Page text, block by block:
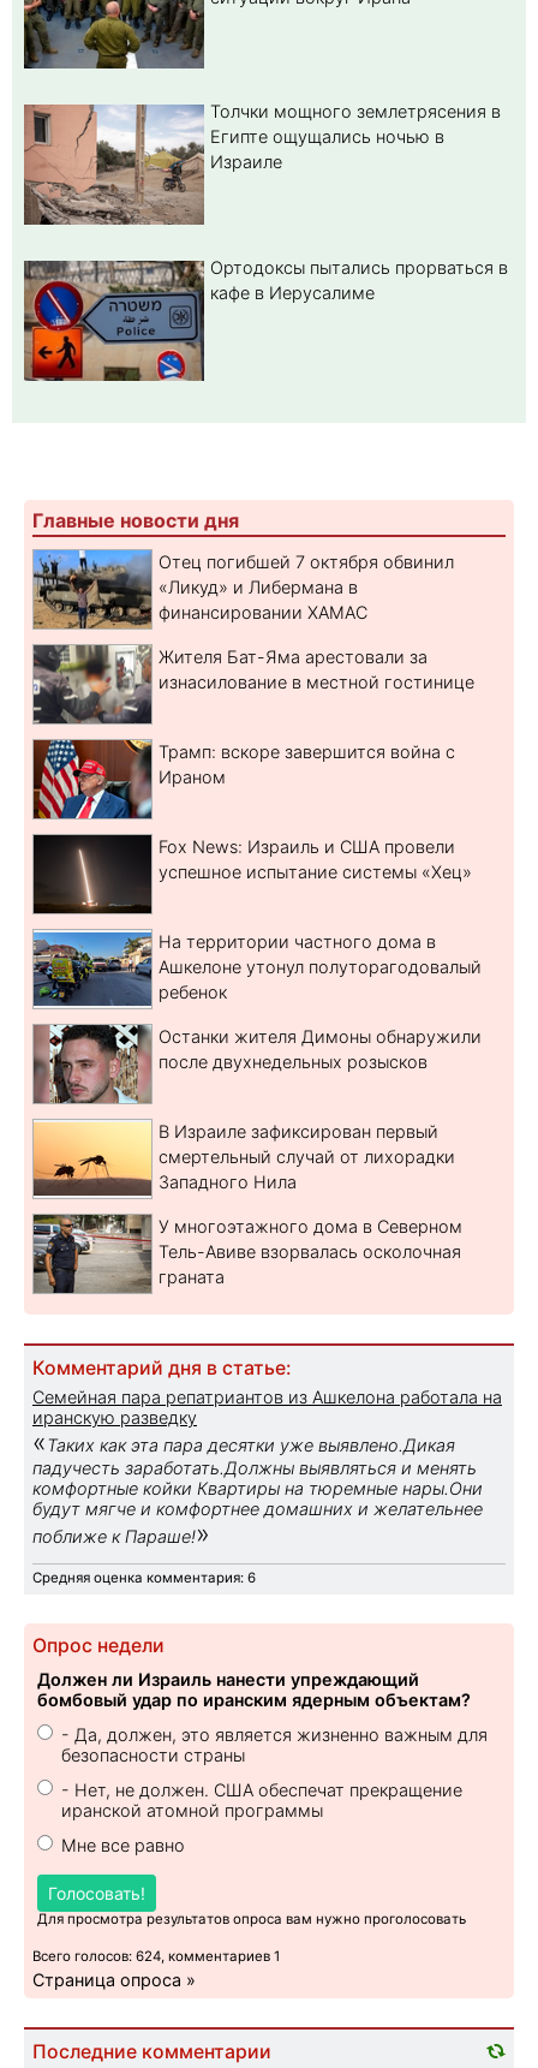
Толчки мощного землетрясения в
Египте ощущались ночью в
Израиле
Ортодоксы пытались прорваться в
кафе в Иерусалиме
Главные новости дня
Отец погибшей 7 октября обвинил
«Ликуд» и Либермана в
финансировании ХАМАС
Жителя Бат-Яма арестовали за
изнасилование в местной гостинице
Трамп: вскоре завершится война с
Ираном
Fox News: Израиль и США провели
успешное испытание системы «Хец»
На территории частного дома в
Ашкелоне утонул полуторагодовалый
ребенок
Останки жителя Димоны обнаружили
после двухнедельных розысков
В Израиле зафиксирован первый
смертельный случай от лихорадки
Западного Нила
У многоэтажного дома в Северном
Тель-Авиве взорвалась осколочная
граната
Комментарий дня в статье:
Семейная пара репатриантов из Ашкелона работала на
иранскую разведку
«Таких как эта пара десятки уже выявлено.Дикая
падучесть заработать.Должны выявляться и менять
комфортные койки Квартиры на тюремные нары.Они
будут мягче и комфортнее домашних и желательнее
поближе к Параше!»
Средняя оценка комментария: 6
Опрос недели
Должен ли Израиль нанести упреждающий
бомбовый удар по иранским ядерным объектам?
- Да, должен, это является жизненно важным для
безопасности страны
- Нет, не должен. США обеспечат прекращение
иранской атомной программы
Мне все равно
Голосовать!
Для просмотра результатов опроса вам нужно проголосовать
Всего голосов: 624, комментариев 1
Страница опроса »
Последние комментарии